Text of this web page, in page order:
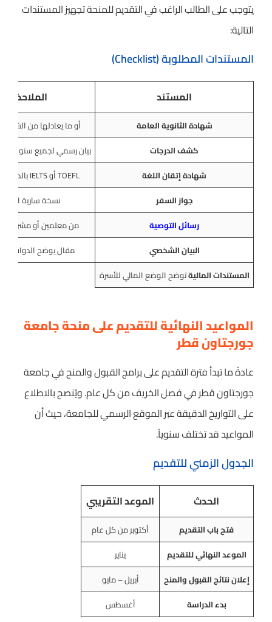
يتوجب على الطالب الراغب في التقديم للمنحة تجهيز المستندات
التالية:
المستندات المطلوبة (Checklist)
المستند الملاحظات
شهادة الثانوية العامة
أو ما يعادلها من
كشف الدرجات
بيان رسمي لجميع سنوات
شهادة إتقان اللغة
TOEFL أو IELTS بالدرجات المطلوبة
جواز السفر
نسخة سارية
رسائل التوصية
من معلمين أو مشرفين
البيان الشخصي
مقال يوضح الدوافع
المستندات الماليةتوضح الوضع المالي للأسرة
المواعيد النهائية للتقديم على منحة جامعة
جورجتاون قطر
عادةً ما تبدأ فترة التقديم على برامج القبول والمنح في جامعة
جورجتاون قطر في فصل الخريف من كل عام. ويُنصح بالاطلاع
على التواريخ الدقيقة عبر الموقع الرسمي للجامعة، حيث أن
المواعيد قد تختلف سنوياً.
الجدول الزمني للتقديم
الحدث الموعد التقريبي
فتح باب التقديم
أكتوبر من كل عام
الموعد النهائي للتقديم
يناير
إعلان نتائج القبول والمنح
أبريل – مايو
بدء الدراسة
أغسطس